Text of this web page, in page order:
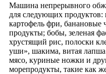
Машина непрерывного
для следующих
картофель фри,
продукты; бобы, зеленая
хрустящий рис, полоски
уши», шакима, витая
мясо, куриные ножки и
морепродукты, такие как